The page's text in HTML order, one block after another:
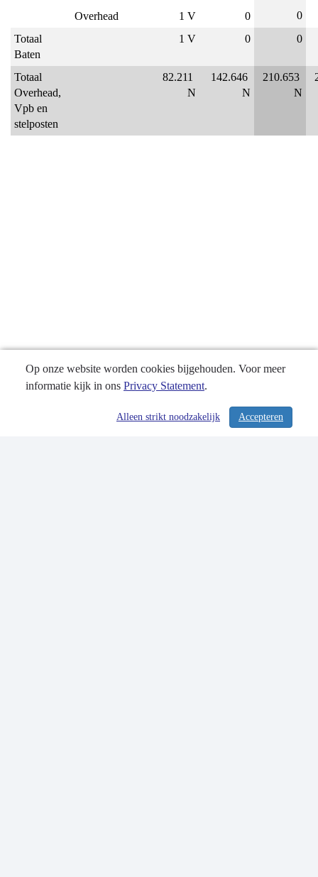
Overhead
1 V 0
0
Totaal
Baten
1 V 0 0
Totaal
Overhead,
Vpb en
stelposten
82.211
N
142.646
N
210.653
N
/ 374
Op onze website worden cookies bijgehouden. Voor meer
informatie kijk in ons Privacy Statement.
Accepteren
Alleen strikt noodzakelijk